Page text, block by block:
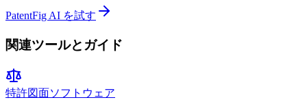
PatentFig AI を試す
関連ツールとガイド
特許図面ソフトウェア